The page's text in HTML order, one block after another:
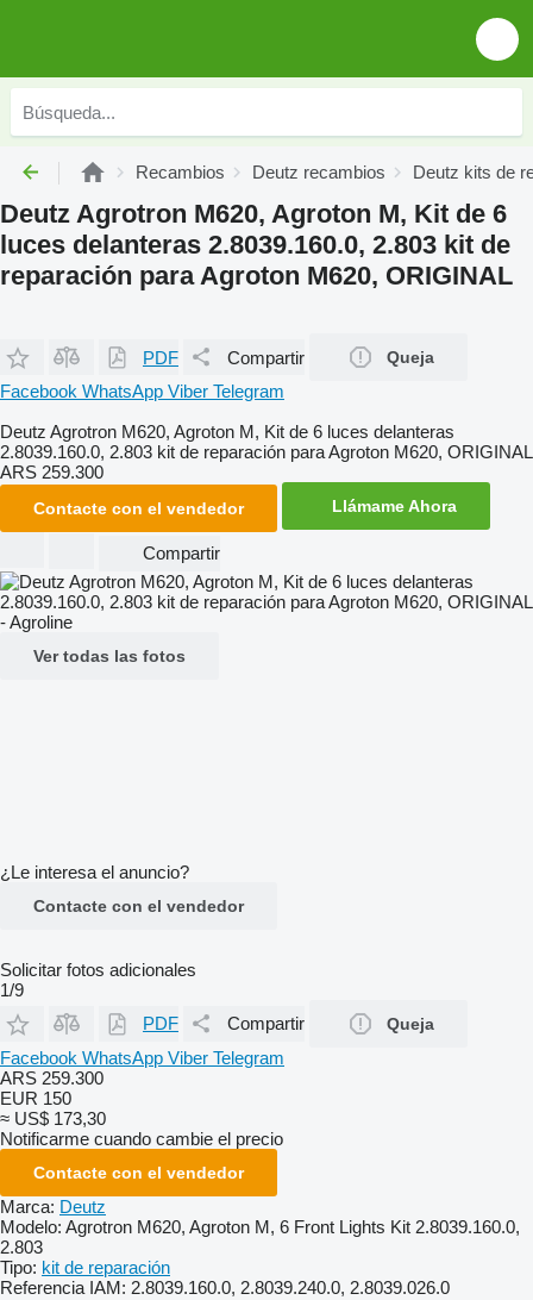
Recambios Deutz recambios Deutz kits de
Deutz Agrotron M620, Agroton M, Kit de 6
luces delanteras 2.8039.160.0, 2.803 kit de
reparación para Agroton M620, ORIGINAL
PDF Compartir Queja
Facebook WhatsApp Viber Telegram
Deutz Agrotron M620, Agroton M, Kit de 6 luces delanteras
2.8039.160.0, 2.803 kit de reparación para Agroton M620, ORIGINAL
ARS 259.300
Contacte con el vendedor Llámame Ahora
Compartir
Ver todas las fotos
¿Le interesa el anuncio?
Contacte con el vendedor
Solicitar fotos adicionales
1/9
PDF
Compartir Queja
Facebook WhatsApp Viber Telegram
ARS 259.300
EUR 150
≈ US$ 173,30
Notificarme cuando cambie el precio
Contacte con el vendedor
Marca: Deutz
Modelo: Agrotron M620, Agroton M, 6 Front Lights Kit 2.8039.160.0,
2.803
Tipo: kit de reparación
Referencia IAM: 2.8039.160.0, 2.8039.240.0, 2.8039.026.0